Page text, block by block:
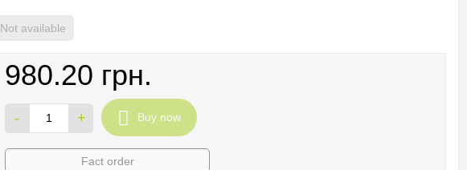
Not available
980.20 грн.
- + Buy now
Fact order